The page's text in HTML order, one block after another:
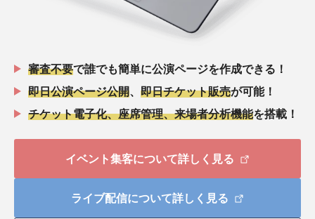
審査不要で誰でも簡単に公演ページを作成できる！
即日公演ページ公開
即日チケット販売が可能！
チケット電子化、座席管理、来場者分析機能を搭載！
イベント集客について詳しく見る
ライブ配信について詳しく見る